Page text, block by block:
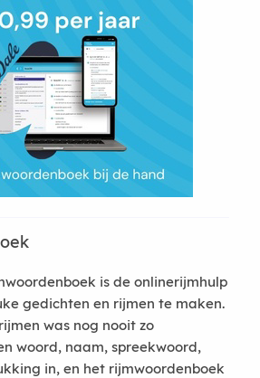
is de onlinerijmhulp
gedichten en rijmen te maken.
was nog nooit zo
woord, naam, spreekwoord,
in, en het rijmwoordenboek